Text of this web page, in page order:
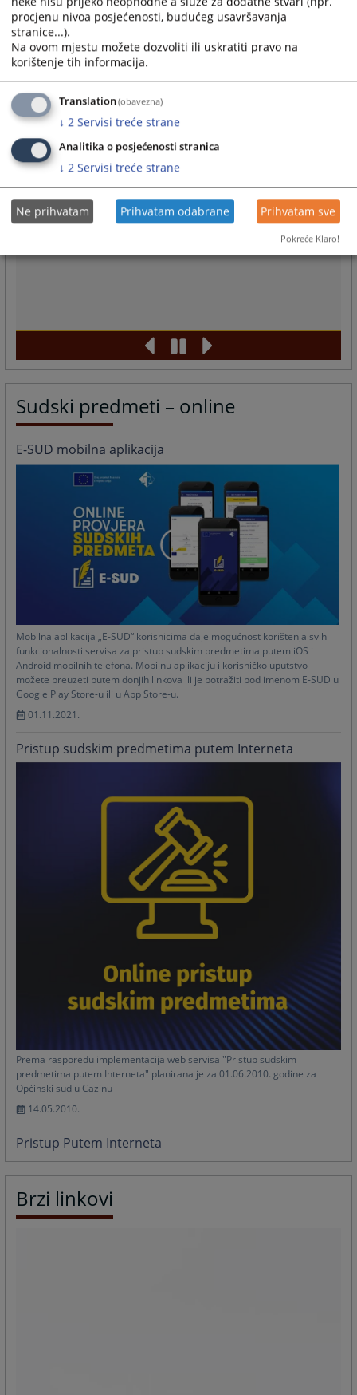
Sudski predmeti – online
E-SUD mobilna aplikacija
Mobilna aplikacija „E-SUD“ korisnicima daje mogućnost korištenja svih
funkcionalnosti servisa za pristup sudskim predmetima putem iOS i
Android mobilnih telefona. Mobilnu aplikaciju i korisničko uputstvo
možete preuzeti putem donjih linkova ili je potražiti pod imenom E-SUD u
Google Play Store-u ili u App Store-u.
01.11.2021.
Pristup sudskim predmetima putem Interneta
Prema rasporedu implementacija web servisa "Pristup sudskim
predmetima putem Interneta" planirana je za 01.06.2010. godine za
Općinski sud u Cazinu
14.05.2010.
Pristup Putem Interneta
Brzi linkovi
procjenu nivoa posjećenosti, budućeg usavršavanja
stranice...).
Na ovom mjestu možete dozvoliti ili uskratiti pravo na
korištenje tih informacija.
Translation(obavezna)
↓ 2 Servisi treće strane
Analitika o posjećenosti stranica
↓ 2 Servisi treće strane
Ne prihvatam Prihvatam odabrane Prihvatam sve
Pokreće Klaro!